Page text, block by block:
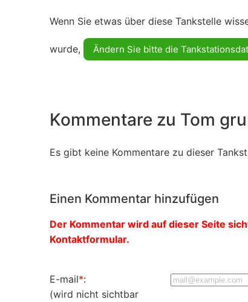
Wenn Sie etwas über diese Tankstelle
wurde, Ändern Sie bitte die
Kommentare zu Tom
Es gibt keine Kommentare zu dieser
Einen Kommentar hinzufügen
Der Kommentar wird auf dieser Seite
Kontaktformular.
E-mail*:
(wird nicht sichtbar